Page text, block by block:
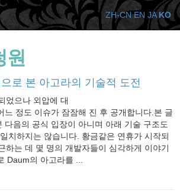
원
로 본 아고라의 기술적 도전
었으나 외압에 대
느 정도 이슈가 잠잠해 진 후 공개합니다.본 글
다음의 공식 입장이 아니며 아래 기술 구조도
치하지는 않습니다. 황금같은 연휴가 시작되
하는 데 몇 명의 개발자들이 심각하게 이야기
Daum의 아고라를 ...
ZH-CN EN JA KO